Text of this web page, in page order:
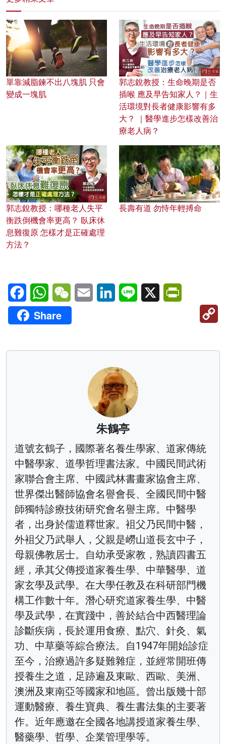
單靠減脂鍊不出八塊肌 只會
變成一塊肌
郭志銳教授：生命晚期是否
插喉 應及早告知家人？｜生
活環境對長者健康影響有多
大？ ｜醫學進步怎樣改善治
療老人病？
郭志銳教授：哪種老人失平
衡跌倒機會率更高？ 臥床休
息難復原 怎樣才是正確處理
方法？
長壽有道 勿恃年輕搏命
FacebookWhatsAppWeChatEmail LinkedInLine X
Share
朱鶴亭
道號玄鶴子，國際著名養生學家、道家傳統
中醫學家、道學哲理書法家。中國民間武術
家聯合會主席、中國武林書畫家協會主席、
世界傑出醫師協會名譽會長、全國民間中醫
師獨特診療技術研究會名譽主席。中醫學
者，出身於儒道釋世家。袓父乃民間中醫，
外袓父乃武舉人，父親是嶗山道長玄中子，
母親佛教居士。自幼承受家教，熟讀四書五
經，承其父傳授道家養生學、中華醫學、道
家玄學及武學。在大學任教及在科研部門機
構工作數十年。潛心研究道家養生學、中醫
學及武學，在實踐中，善於結合中西醫理論
診斷疾病，長於運用食療、點穴、針灸、氣
功、中草藥等綜合療法。自1947年開始診症
至今，治療過許多疑難雜症，並經常開班傳
授養生之道，足跡遍及東歐、西歐、美洲、
澳洲及東南亞等國家和地區。曾出版幾十部
運動醫療、養生寶典、養生書法集的主要著
作。近年應邀在全國各地講授道家養生學、
醫藥學、哲學、企業管理學等。